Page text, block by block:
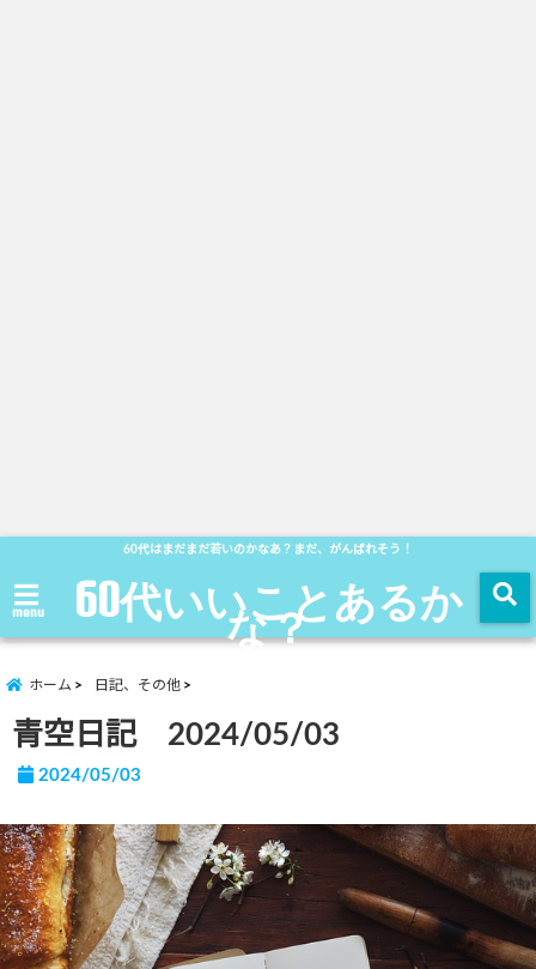
60代はまだまだ若いのかなあ？まだ、がんばれそう！
menu 60代いいことあるか
な？
ホーム 日記、その他
青空日記 2024/05/03
2024/05/03